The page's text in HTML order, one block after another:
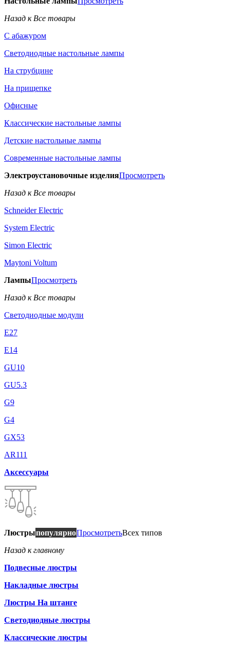
Назад к Все товары
С абажуром
Светодиодные настольные лампы
На струбцине
На прищепке
Офисные
Классические настольные лампы
Детские настольные лампы
Современные настольные лампы
Электроустановочные изделияПросмотреть
Назад к Все товары
Schneider Electric
System Electric
Simon Electric
Maytoni Voltum
ЛампыПросмотреть
Назад к Все товары
Светодиодные модули
E27
E14
GU10
GU5.3
G9
G4
GX53
AR111
Аксессуары
ЛюстрыпопулярноПросмотретьВсех типов
Назад к главному
Подвесные люстры
Накладные люстры
Люстры На штанге
Светодиодные люстры
Классические люстры